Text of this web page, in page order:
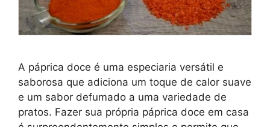
A páprica doce é uma especiaria versátil e
saborosa que adiciona um toque de calor suave
e um sabor defumado a uma variedade de
pratos. Fazer sua própria páprica doce em casa